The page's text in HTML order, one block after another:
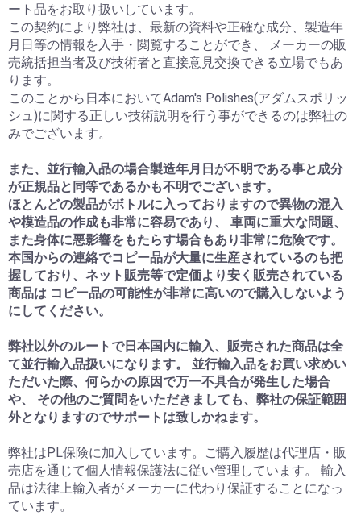
ート品をお取り扱いしています。
この契約により弊社は、最新の資料や正確な成分、製造年
月日等の情報を入手・閲覧することができ、 メーカーの販
売統括担当者及び技術者と直接意見交換できる立場でもあ
ります。
このことから日本においてAdam's Polishes(アダムスポリッ
シュ)に関する正しい技術説明を行う事ができるのは弊社の
みでございます。
また、並行輸入品の場合製造年月日が不明である事と成分
が正規品と同等であるかも不明でございます。
ほとんどの製品がボトルに入っておりますので異物の混入
や模造品の作成も非常に容易であり、 車両に重大な問題、
また身体に悪影響をもたらす場合もあり非常に危険です。
本国からの連絡でコピー品が大量に生産されているのも把
握しており、ネット販売等で定価より安く販売されている
商品は コピー品の可能性が非常に高いので購入しないよう
にしてください。
弊社以外のルートで日本国内に輸入、販売された商品は全
て並行輸入品扱いになります。 並行輸入品をお買い求めい
ただいた際、何らかの原因で万一不具合が発生した場合
や、 その他のご質問をいただきましても、弊社の保証範囲
外となりますのでサポートは致しかねます。
弊社はPL保険に加入しています。ご購入履歴は代理店・販
売店を通じて個人情報保護法に従い管理しています。 輸入
品は法律上輸入者がメーカーに代わり保証することになっ
ています。